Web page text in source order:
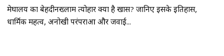
मेघालय का बेहदीनख्लाम त्योहार क्यों है खास? जानिए इसके इतिहास,
धार्मिक महत्व, अनोखी परंपराओं और जवाई...